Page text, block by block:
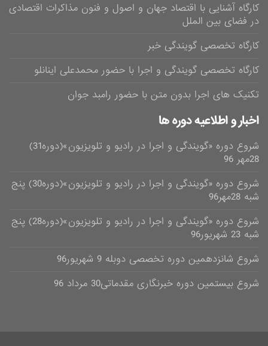
کارگاه آشنایی با اقتصاد جهان و اصول و فنون مذاکرات اقتصادی
در فضای بین الملل
کارگاه تخصصی گویندگی خبر
کارگاه تخصصی گویندگی و اجرا با حضور محمدعلی اینانلو
تکنیک های اجرا بدون متن با حضور رامبد جوان
اخبار و اطلاعیه دوره ها
شروع دوره «گویندگی و اجرا در رادیو و تلویزیون»(دوره31)
28مهر 96
شروع دوره «گویندگی و اجرا در رادیو و تلویزیون»(دوره30) پنج
شبه 28مهر96
شروع دوره «گویندگی و اجرا در رادیو و تلویزیون»(دوره28) پنج
شبه 23 شهریور96
شروع شانزدهمین دوره تخصصی دوبله 9 شهریور96
شروع بیستمین دوره خبرنگاری مقدماتی30 مرداد 96